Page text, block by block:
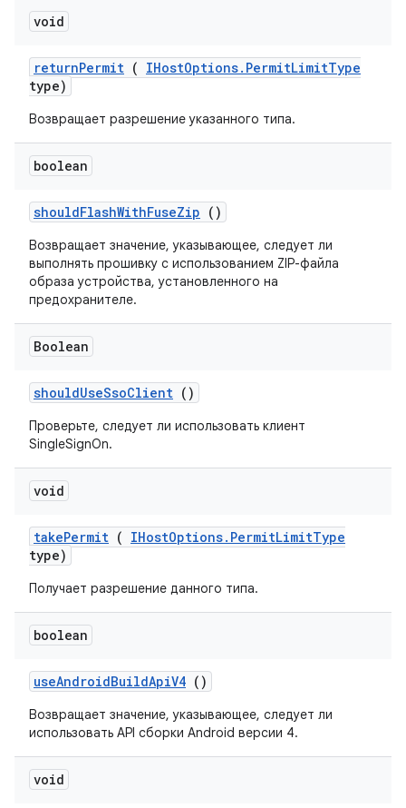
void
returnPermit ( IHostOptions. PermitLimitType
type)
Возвращает разрешение указанного типа.
boolean
shouldFlashWithFuseZip ()
Возвращает значение, указывающее, следует ли
выполнять прошивку с использованием ZIP-файла
образа устройства, установленного на
предохранителе.
Boolean
shouldUseSsoClient ()
Проверьте, следует ли использовать клиент
SingleSignOn.
void
takePermit ( IHostOptions. PermitLimitType
type)
Получает разрешение данного типа.
boolean
useAndroidBuildApiV4 ()
Возвращает значение, указывающее, следует ли
использовать API сборки Android версии 4.
void